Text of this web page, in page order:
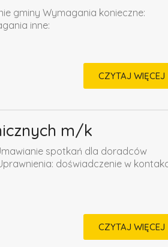
gminy Wymagania konieczne:
inne:
CZYTAJ WIĘCEJ
m/k
spotkań dla doradców
doświadczenie w
CZYTAJ WIĘCEJ